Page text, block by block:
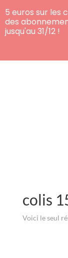
colis
Voici le seul
5 euros sur les
des
jusqu'au 31/12 !